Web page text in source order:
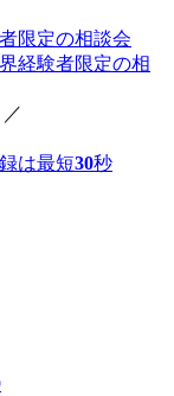
限定の相談会
経験者限定の相
は最短30秒